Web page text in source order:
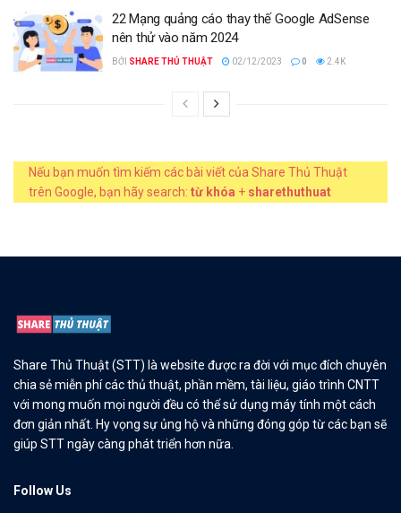
22 Mạng quảng cáo thay thế Google AdSense
nên thử vào năm 2024
BỞI SHARE THỦ THUẬT 02/12/2023 0 2.4K
Nếu bạn muốn tìm kiếm các bài viết của Share Thủ Thuật
trên Google, bạn hãy search: từ khóa + sharethuthuat
Share Thủ Thuật (STT) là website được ra đời với mục đích chuyên
chia sẻ miễn phí các thủ thuật, phần mềm, tài liệu, giáo trình CNTT
với mong muốn mọi người đều có thể sử dụng máy tính một cách
đơn giản nhất. Hy vọng sự ủng hộ và những đóng góp từ các bạn sẽ
giúp STT ngày càng phát triển hơn nữa.
Follow Us